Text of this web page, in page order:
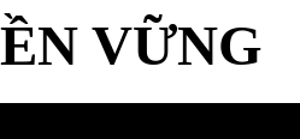
VỮNG